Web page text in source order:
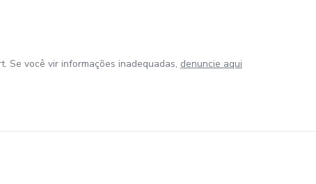
Se você vir informações inadequadas, denuncie aqui